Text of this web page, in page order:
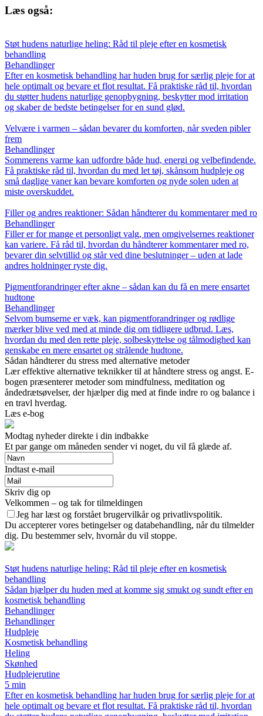
Læs også:
Støt hudens naturlige heling: Råd til pleje efter en kosmetisk
behandling
Behandlinger
Efter en kosmetisk behandling har huden brug for særlig pleje for at
hele optimalt og bevare et flot resultat. Få praktiske råd til, hvordan
du støtter hudens naturlige genopbygning, beskytter mod irritation
og skaber de bedste betingelser for en sund glød.
Velvære i varmen – sådan bevarer du komforten, når sveden pibler
frem
Behandlinger
Sommerens varme kan udfordre både hud, energi og velbefindende.
Få praktiske råd til, hvordan du med let tøj, skånsom hudpleje og
små daglige vaner kan bevare komforten og nyde solen uden at
miste overskuddet.
Filler og andres reaktioner: Sådan håndterer du kommentarer med ro
Behandlinger
Filler er for mange et personligt valg, men omgivelsernes reaktioner
kan variere. Få råd til, hvordan du håndterer kommentarer med ro,
bevarer din selvtillid og står ved dine beslutninger – uden at lade
andres holdninger ryste dig.
Pigmentforandringer efter akne – sådan kan du få en mere ensartet
hudtone
Behandlinger
Selvom bumserne er væk, kan pigmentforandringer og rødlige
mærker blive ved med at minde dig om tidligere udbrud. Læs,
hvordan du med den rette pleje, solbeskyttelse og tålmodighed kan
genskabe en mere ensartet og strålende hudtone.
Sådan håndterer du stress med alternative metoder
Lær effektive alternative teknikker til at håndtere stress og angst. E-
bogen præsenterer metoder som mindfulness, meditation og
åndedrætsøvelser, der hjælper dig med at finde indre ro og balance i
en travl hverdag.
Læs e-bog
Modtag nyheder direkte i din indbakke
Et par gange om måneden sender vi noget, du vil få glæde af.
Indtast e-mail
Skriv dig op
Velkommen – og tak for tilmeldingen
Jeg har læst og forstået brugervilkår og privatlivspolitik.
Du accepterer vores betingelser og databehandling, når du tilmelder
dig. Du bestemmer selv, hvornår du vil stoppe.
Støt hudens naturlige heling: Råd til pleje efter en kosmetisk
behandling
Sådan hjælper du huden med at komme sig smukt og sundt efter en
kosmetisk behandling
Behandlinger
Behandlinger
Hudpleje
Kosmetisk behandling
Heling
Skønhed
Hudplejerutine
5 min
Efter en kosmetisk behandling har huden brug for særlig pleje for at
hele optimalt og bevare et flot resultat. Få praktiske råd til, hvordan